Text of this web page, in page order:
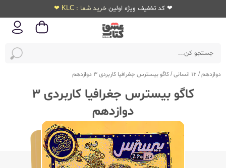
❤ کد تخفیف ویژه اولین خرید شما : KLC ❤
دوازدهم/ 12 انسانی /کاگو بیسترس جغرافیا کاربردی 3 دوازدهم
کاگو بیسترس جغرافیا کاربردی 3
دوازدهم